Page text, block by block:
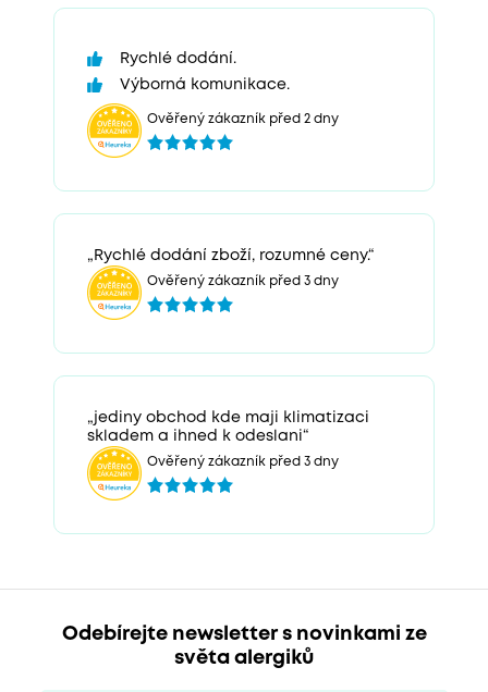
Rychlé dodání.
Výborná komunikace.
Ověřený zákazník před 2 dny
„Rychlé dodání zboží, rozumné ceny.“
Ověřený zákazník před 3 dny
„jediny obchod kde maji klimatizaci
skladem a ihned k odeslani“
Ověřený zákazník před 3 dny
Odebírejte newsletter s novinkami ze
světa alergiků